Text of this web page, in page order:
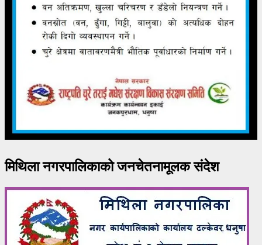
मिथिला नगरपालिकाको जनचेतनामूलक संदेश